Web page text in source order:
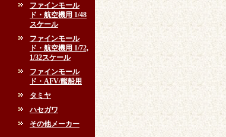
ファインモール
ド・航空機用 1/48
スケール
ファインモール
ド・航空機用 1/72,
1/32スケール
ファインモール
ド・AFV/艦船用
タミヤ
ハセガワ
その他メーカー